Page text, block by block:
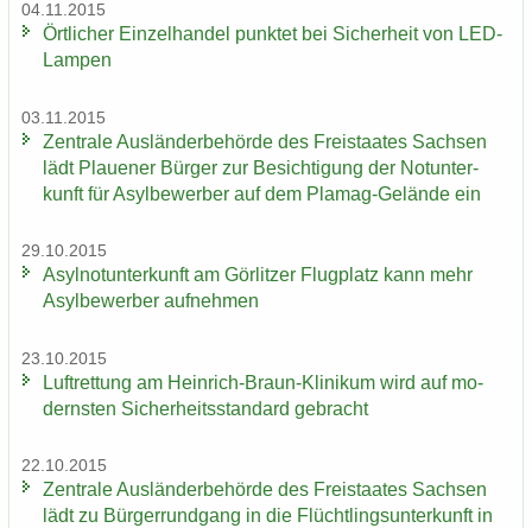
04.11.2015
Ört­li­cher Ein­zel­han­del punk­tet bei Si­cher­heit von LED-​
Lampen
03.11.2015
Zen­tra­le Aus­län­der­be­hör­de des Frei­staa­tes Sach­sen
lädt Plaue­ner Bür­ger zur Be­sich­ti­gung der Not­un­ter­
kunft für Asyl­be­wer­ber auf dem Plamag-​Gelände ein
29.10.2015
Asyl­not­un­ter­kunft am Gör­lit­zer Flug­platz kann mehr
Asyl­be­wer­ber auf­neh­men
23.10.2015
Luft­ret­tung am Heinrich-​Braun-Klinikum wird auf mo­
derns­ten Si­cher­heits­stan­dard ge­bracht
22.10.2015
Zen­tra­le Aus­län­der­be­hör­de des Frei­staa­tes Sach­sen
lädt zu Bür­ger­rund­gang in die Flücht­lings­un­ter­kunft in